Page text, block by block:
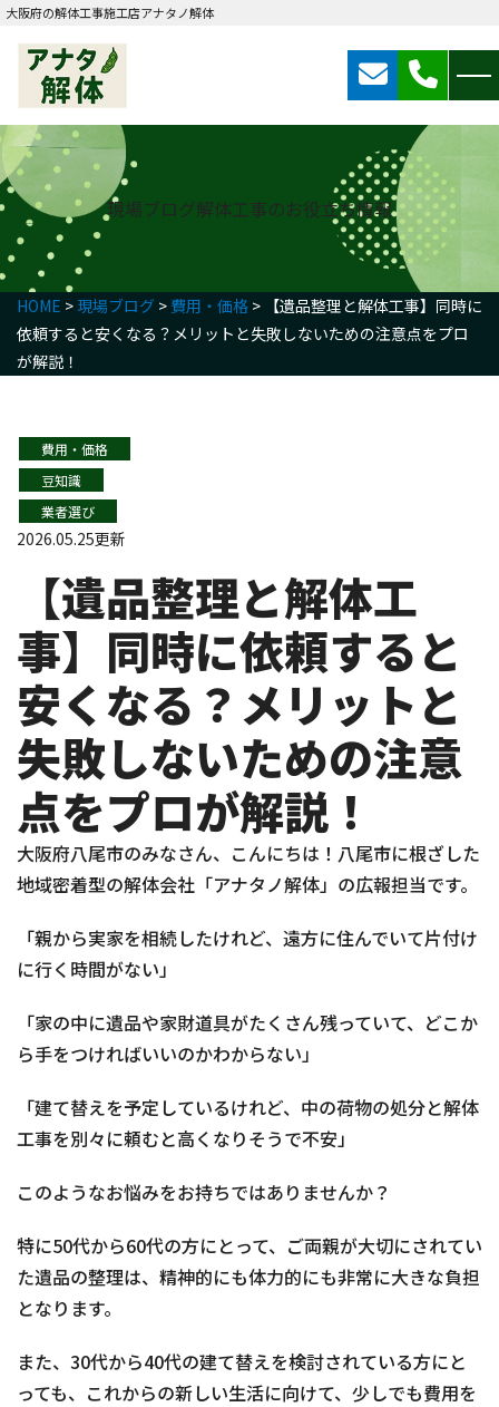
大阪府の解体工事施工店アナタノ解体
現場ブログ解体工事のお役立ち情報
HOME > 現場ブログ > 費用・価格 > 【遺品整理と解体工事】同時に
依頼すると安くなる？メリットと失敗しないための注意点をプロ
が解説！
費用・価格
豆知識
業者選び
2026.05.25更新
【遺品整理と解体工
事】同時に依頼すると
安くなる？メリットと
失敗しないための注意
点をプロが解説！
大阪府八尾市のみなさん、こんにちは！八尾市に根ざした
地域密着型の解体会社「アナタノ解体」の広報担当です。
「親から実家を相続したけれど、遠方に住んでいて片付け
に行く時間がない」
「家の中に遺品や家財道具がたくさん残っていて、どこか
ら手をつければいいのかわからない」
「建て替えを予定しているけれど、中の荷物の処分と解体
工事を別々に頼むと高くなりそうで不安」
このようなお悩みをお持ちではありませんか？
特に50代から60代の方にとって、ご両親が大切にされてい
た遺品の整理は、精神的にも体力的にも非常に大きな負担
となります。
また、30代から40代の建て替えを検討されている方にと
っても、これからの新しい生活に向けて、少しでも費用を